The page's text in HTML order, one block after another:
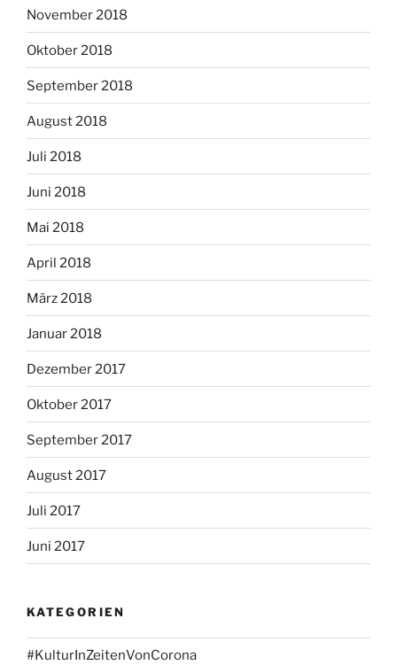
November 2018
Oktober 2018
September 2018
August 2018
Juli 2018
Juni 2018
Mai 2018
April 2018
März 2018
Januar 2018
Dezember 2017
Oktober 2017
September 2017
August 2017
Juli 2017
Juni 2017
KATEGORIEN
#KulturInZeitenVonCorona